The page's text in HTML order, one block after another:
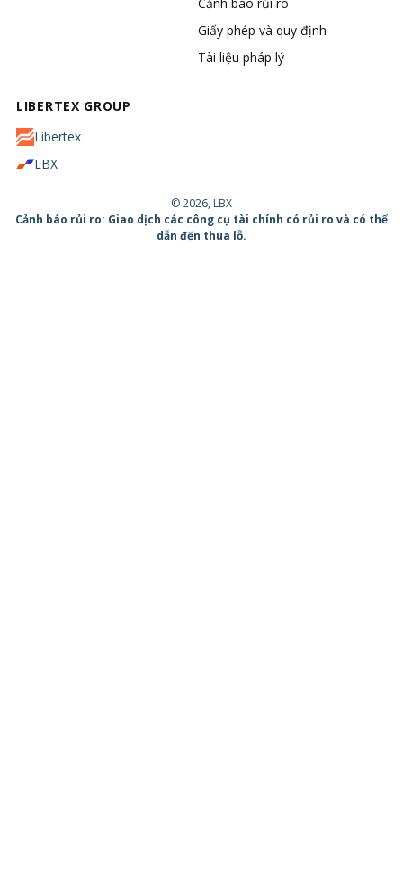
Giấy phép và quy định
Tài liệu pháp lý
LIBERTEX GROUP
Libertex
LBX
© 2026, LBX
Cảnh báo rủi ro: Giao dịch các công cụ tài chính có rủi ro và có thể
dẫn đến thua lỗ.